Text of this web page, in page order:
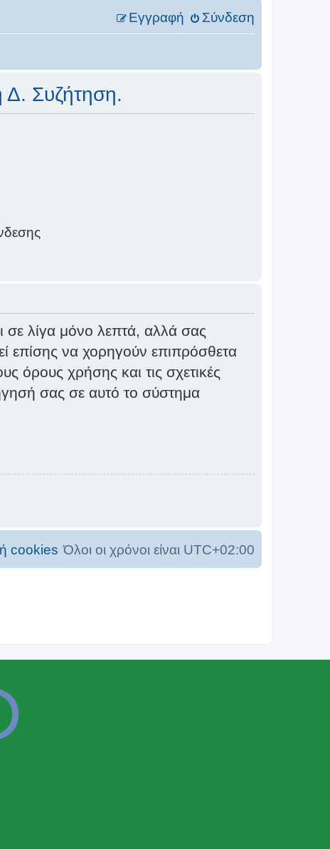
Σύνδεση
Εγγραφή
Δ. Συζήτηση.
σε λίγα μόνο λεπτά, αλλά σας
επίσης να χορηγούν επιπρόσθετα
όρους χρήσης και τις σχετικές
σας σε αυτό το σύστημα
Όλοι οι χρόνοι είναι UTC+02:00
cookies